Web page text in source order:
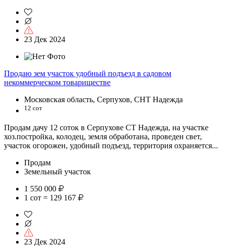
23 Дек 2024
Продаю зем участок удобный подъезд в садовом
некоммерческом товариществе
Московская область, Серпухов, СНТ Надежда
12 сот
Продам дачу 12 соток в Серпухове СТ Надежда, на участке
хоз.постройка, колодец, земля обработана, проведен свет,
участок огорожен, удобный подъезд, территория охраняется...
Продам
Земельный участок
1 550 000
1 сот = 129 167
23 Дек 2024